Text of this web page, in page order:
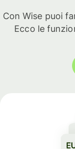
Con Wise puoi
Ecco le